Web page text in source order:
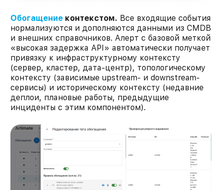
Обогащениеконтекстом. Все входящие события
нормализуются и дополняются данными из CMDB
и внешних справочников. Алерт с базовой меткой
«высокая задержка API» автоматически получает
привязку к инфраструктурному контексту
(сервер, кластер, дата-центр), топологическому
контексту (зависимые upstream- и downstream-
сервисы) и историческому контексту (недавние
деплои, плановые работы, предыдущие
инциденты с этим компонентом).